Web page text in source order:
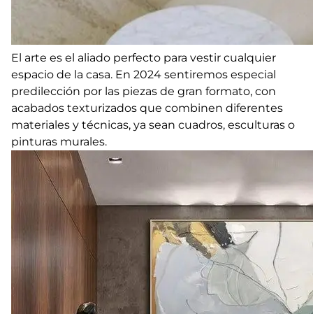
El arte es el aliado perfecto para vestir cualquier
espacio de la casa. En 2024 sentiremos especial
predilección por las piezas de gran formato, con
acabados texturizados que combinen diferentes
materiales y técnicas, ya sean cuadros, esculturas o
pinturas murales.